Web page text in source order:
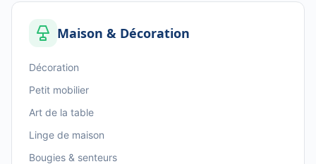
Maison & Décoration
Décoration
Petit mobilier
Art de la table
Linge de maison
Bougies & senteurs